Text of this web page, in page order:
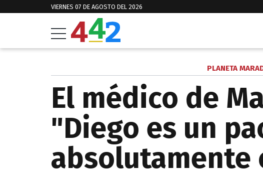
VIERNES 07 DE AGOSTO DEL 2026
PLANETA
El médico de
"Diego es un
absolutamente